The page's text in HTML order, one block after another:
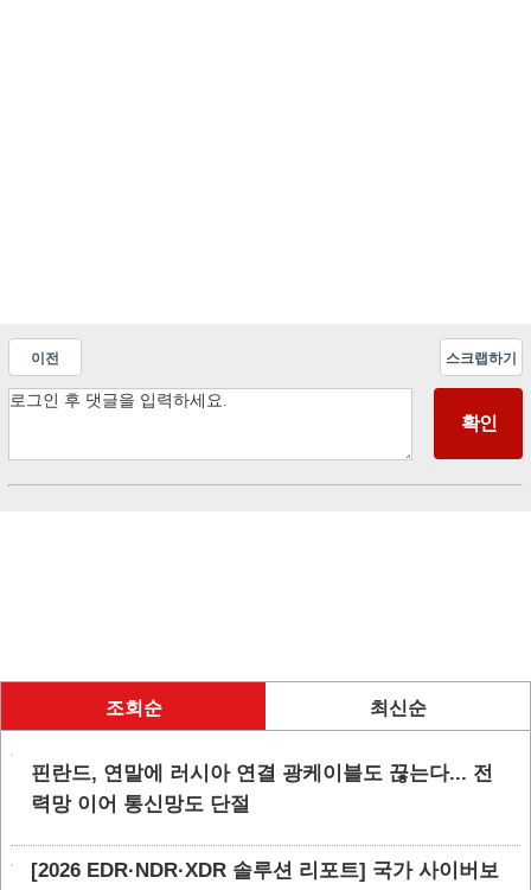
이전 스크랩하기
조회순 최신순
핀란드, 연말에 러시아 연결 광케이블도 끊는다... 전
력망 이어 통신망도 단절
[2026 EDR·NDR·XDR 솔루션 리포트] 국가 사이버보